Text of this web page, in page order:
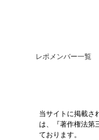
レポメンバー一覧
当サイトに掲載さ
は、『著作権法第
ております。